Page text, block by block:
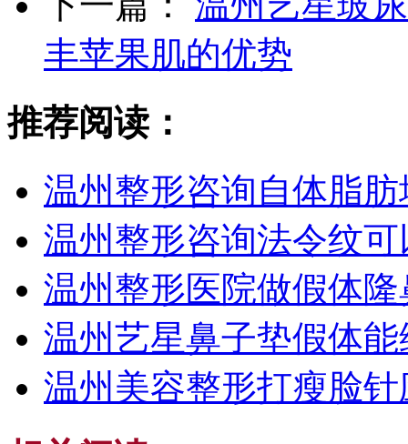
丰苹果肌的优势
推荐阅读：
温州整形咨询自体脂
温州整形咨询法令纹
温州整形医院做假体
温州艺星鼻子垫假体
温州美容整形打瘦脸